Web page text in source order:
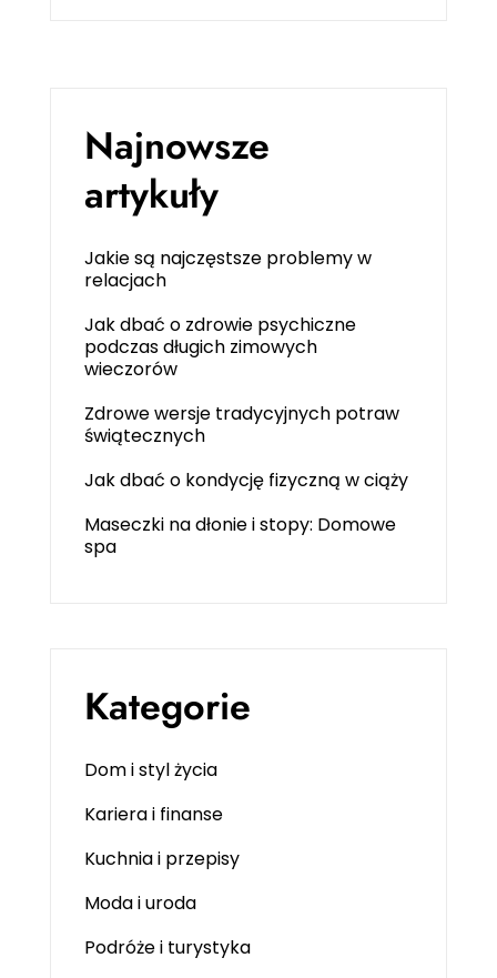
Najnowsze
artykuły
Jakie są najczęstsze problemy w
relacjach
Jak dbać o zdrowie psychiczne
podczas długich zimowych
wieczorów
Zdrowe wersje tradycyjnych potraw
świątecznych
Jak dbać o kondycję fizyczną w ciąży
Maseczki na dłonie i stopy: Domowe
spa
Kategorie
Dom i styl życia
Kariera i finanse
Kuchnia i przepisy
Moda i uroda
Podróże i turystyka